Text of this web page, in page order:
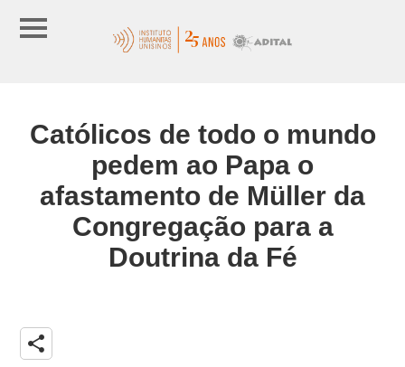
Católicos de todo o mundo
pedem ao Papa o
afastamento de Müller da
Congregação para a
Doutrina da Fé
share